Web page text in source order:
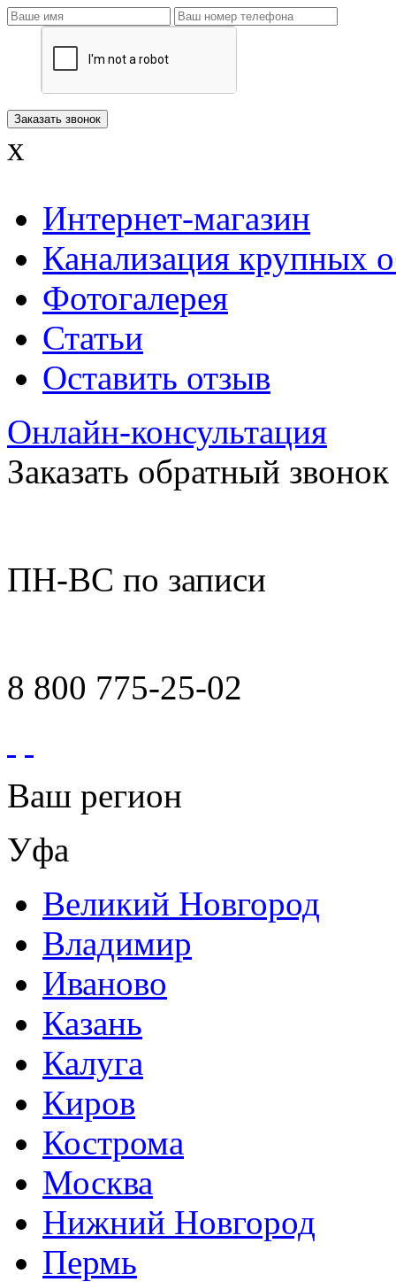
x
Интернет-магазин
Канализация крупных
Фотогалерея
Статьи
Оставить отзыв
Онлайн-консультация
Заказать обратный звонок
ПН-ВС по записи
8 800 775-25-02
Ваш регион
Уфа
Великий Новгород
Владимир
Иваново
Казань
Калуга
Киров
Кострома
Москва
Нижний Новгород
Пермь